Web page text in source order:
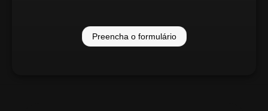
Preencha o formulário